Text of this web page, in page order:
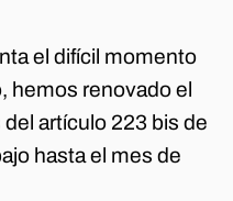
el difícil momento
hemos renovado el
artículo 223 bis de
hasta el mes de